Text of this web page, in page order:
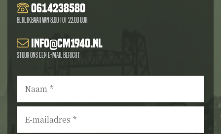
0614238580
Bereikbaar van 8.00 tot 22.00 uur
info@cm1940.nl
Stuur ons een e-mail bericht
Naam *
E-
mailadres *